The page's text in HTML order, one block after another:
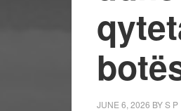
JUNE 6, 2026 BYS P